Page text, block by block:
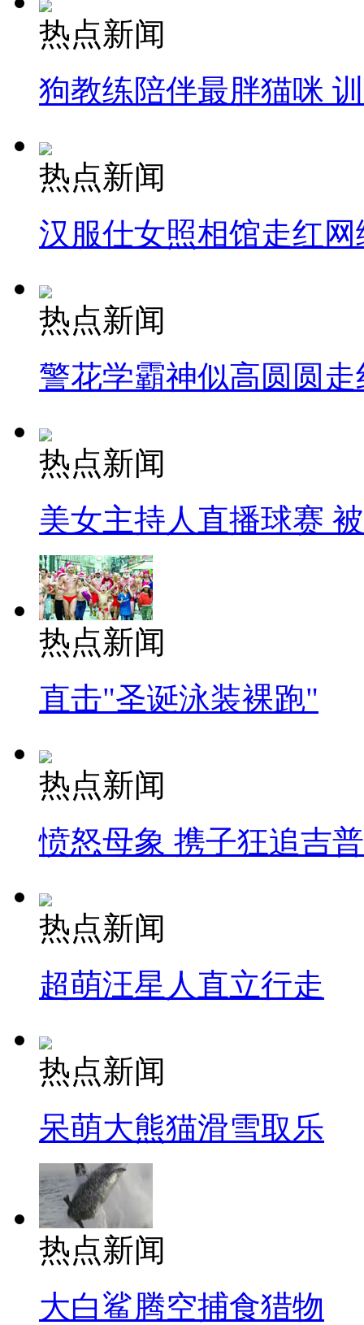
热点新闻
狗教练陪伴最胖猫咪
热点新闻
汉服仕女照相馆走红网
热点新闻
警花学霸神似高圆圆走
热点新闻
美女主持人直播球赛
热点新闻
直击"圣诞泳装裸跑"
热点新闻
愤怒母象 携子狂追吉
热点新闻
超萌汪星人直立行走
热点新闻
呆萌大熊猫滑雪取乐
热点新闻
大白鲨腾空捕食猎物